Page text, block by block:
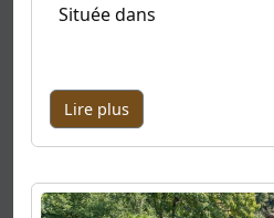
Située dans
Lire plus